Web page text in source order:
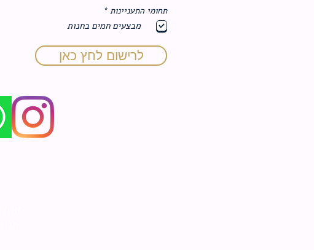
תחומי התעניינות *
ב
מבצעים חמים בחנות
לרישום לחץ כאן